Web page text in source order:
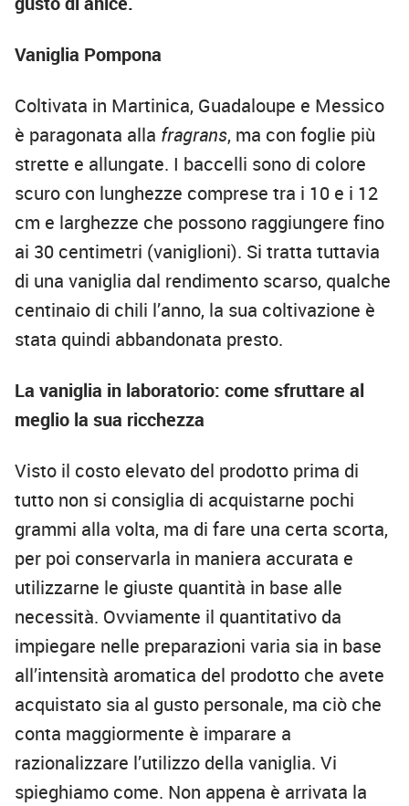
Vaniglia Pompona
Coltivata in Martinica, Guadaloupe e Messico
è paragonata alla fragrans, ma con foglie più
strette e allungate. I baccelli sono di colore
scuro con lunghezze comprese tra i 10 e i 12
cm e larghezze che possono raggiungere fino
ai 30 centimetri (vaniglioni). Si tratta tuttavia
di una vaniglia dal rendimento scarso, qualche
centinaio di chili l’anno, la sua coltivazione è
stata quindi abbandonata presto.
La vaniglia in laboratorio: come sfruttare al
meglio la sua ricchezza
Visto il costo elevato del prodotto prima di
tutto non si consiglia di acquistarne pochi
grammi alla volta, ma di fare una certa scorta,
per poi conservarla in maniera accurata e
utilizzarne le giuste quantità in base alle
necessità. Ovviamente il quantitativo da
impiegare nelle preparazioni varia sia in base
all’intensità aromatica del prodotto che avete
acquistato sia al gusto personale, ma ciò che
conta maggiormente è imparare a
razionalizzare l’utilizzo della vaniglia. Vi
spieghiamo come. Non appena è arrivata la